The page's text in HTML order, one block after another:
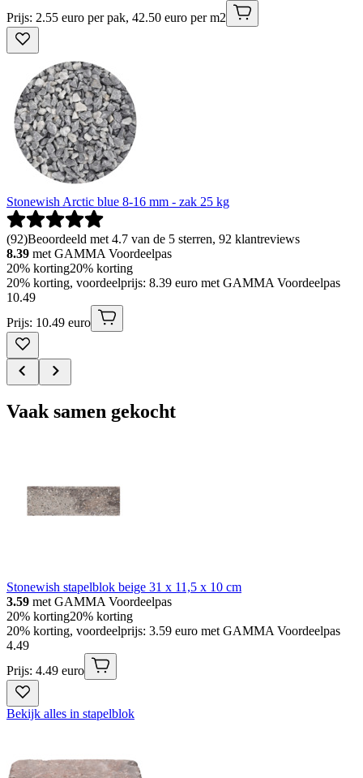
Prijs: 2.55 euro per pak, 42.50 euro per m2
Stonewish Arctic blue 8-16 mm - zak 25 kg
(92)Beoordeeld met 4.7 van de 5 sterren, 92 klantreviews
8.39 met GAMMA Voordeelpas
20% korting20% korting
20% korting, voordeelprijs: 8.39 euro met GAMMA Voordeelpas
10.49
Prijs: 10.49 euro
Vaak samen gekocht
Stonewish stapelblok beige 31 x 11,5 x 10 cm
3.59 met GAMMA Voordeelpas
20% korting20% korting
20% korting, voordeelprijs: 3.59 euro met GAMMA Voordeelpas
4.49
Prijs: 4.49 euro
Bekijk alles in stapelblok